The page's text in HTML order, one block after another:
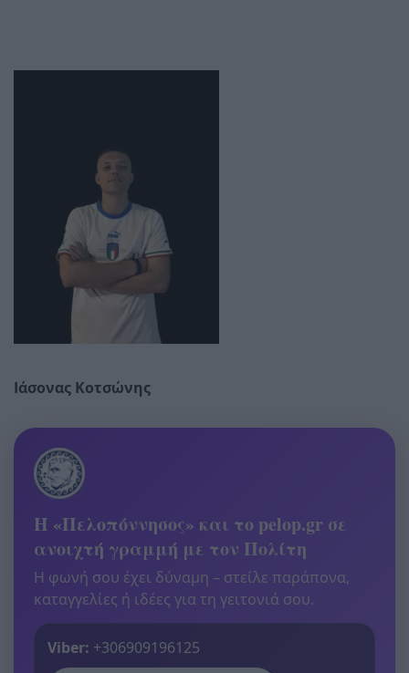
Ιάσονας Κοτσώνης
Η «Πελοπόννησος» και το pelop.gr σε
ανοιχτή γραμμή με τον Πολίτη
Η φωνή σου έχει δύναμη – στείλε παράπονα,
καταγγελίες ή ιδέες για τη γειτονιά σου.
Viber: +306909196125